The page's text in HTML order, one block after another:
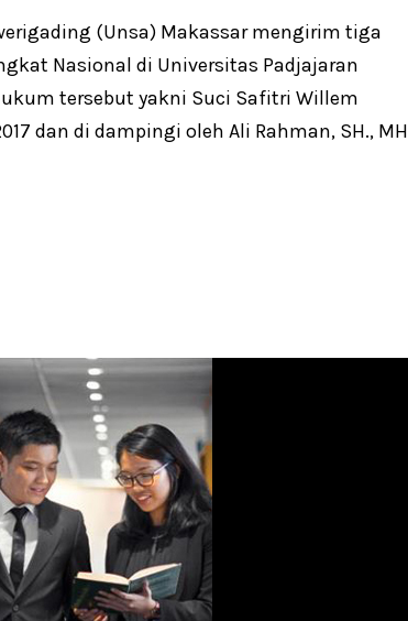
(Unsa) Makassar mengirim tiga
Nasional di Universitas Padjajaran
tersebut yakni Suci Safitri Willem
dan di dampingi oleh Ali Rahman, SH., MH